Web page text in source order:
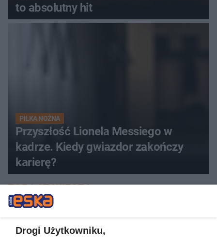
to absolutny hit
PIŁKA NOŻNA
Przyszłość Lionela Messiego w
kadrze. Kiedy gwiazdor zakończy
karierę?
ZOBACZ WIĘCEJ
Drogi Użytkowniku,